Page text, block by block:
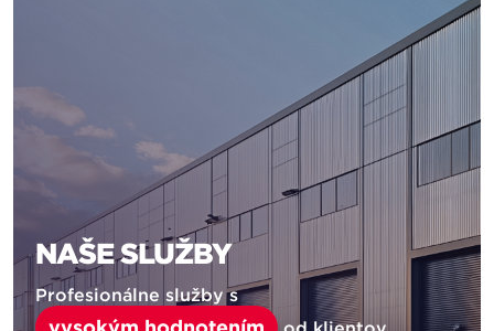
NAŠE SLUŽBY
Profesionálne služby s